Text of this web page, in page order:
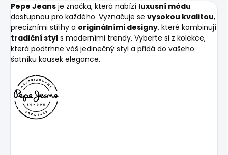
Pepe Jeans je značka, která nabízí luxusní módu
dostupnou pro každého. Vyznačuje se vysokou kvalitou,
precizními střihy a originálními designy, které kombinují
tradiční styl s moderními trendy. Vyberte si z kolekce,
která podtrhne váš jedinečný styl a přidá do vašeho
šatníku kousek elegance.